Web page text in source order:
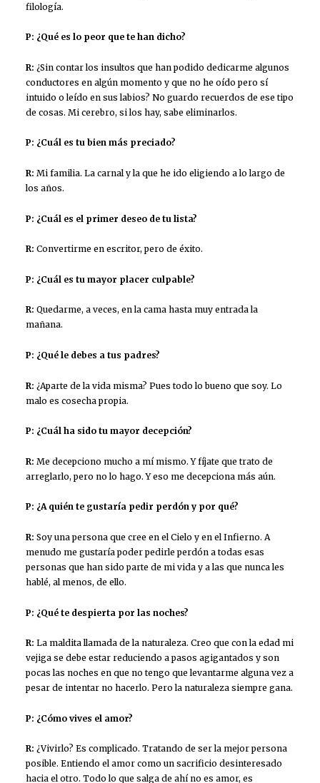
filología.
P: ¿Qué es lo peor que te han dicho?
R: ¿Sin contar los insultos que han podido dedicarme algunos
conductores en algún momento y que no he oído pero sí
intuido o leído en sus labios? No guardo recuerdos de ese tipo
de cosas. Mi cerebro, si los hay, sabe eliminarlos.
P: ¿Cuál es tu bien más preciado?
R: Mi familia. La carnal y la que he ido eligiendo a lo largo de
los años.
P: ¿Cuál es el primer deseo de tu lista?
R: Convertirme en escritor, pero de éxito.
P: ¿Cuál es tu mayor placer culpable?
R: Quedarme, a veces, en la cama hasta muy entrada la
mañana.
P: ¿Qué le debes a tus padres?
R: ¿Aparte de la vida misma? Pues todo lo bueno que soy. Lo
malo es cosecha propia.
P: ¿Cuál ha sido tu mayor decepción?
R: Me decepciono mucho a mí mismo. Y fíjate que trato de
arreglarlo, pero no lo hago. Y eso me decepciona más aún.
P: ¿A quién te gustaría pedir perdón y por qué?
R: Soy una persona que cree en el Cielo y en el Infierno. A
menudo me gustaría poder pedirle perdón a todas esas
personas que han sido parte de mi vida y a las que nunca les
hablé, al menos, de ello.
P: ¿Qué te despierta por las noches?
R: La maldita llamada de la naturaleza. Creo que con la edad mi
vejiga se debe estar reduciendo a pasos agigantados y son
pocas las noches en que no tengo que levantarme alguna vez a
pesar de intentar no hacerlo. Pero la naturaleza siempre gana.
P: ¿Cómo vives el amor?
R: ¿Vivirlo? Es complicado. Tratando de ser la mejor persona
posible. Entiendo el amor como un sacrificio desinteresado
hacia el otro. Todo lo que salga de ahí no es amor, es